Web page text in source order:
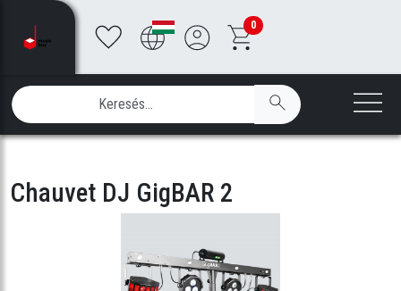
0
Chauvet DJ GigBAR 2